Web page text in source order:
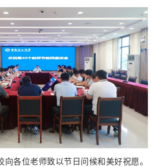
向各位老师致以节日问候和美好祝愿。